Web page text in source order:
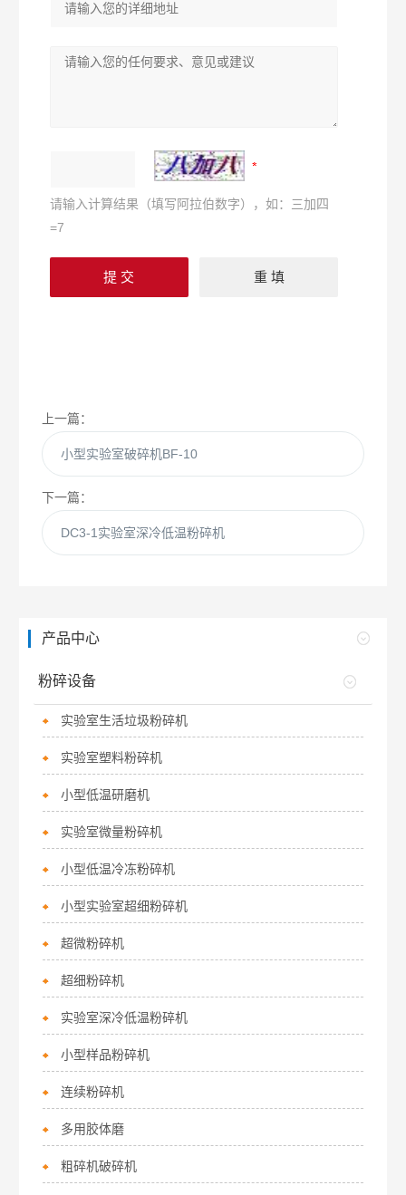
请输入计算结果（填写阿拉伯数字），如：三加四
=7
上一篇：
小型实验室破碎机BF-10
下一篇：
DC3-1实验室深冷低温粉碎机
产品中心
粉碎设备
实验室生活垃圾粉碎机
实验室塑料粉碎机
小型低温研磨机
实验室微量粉碎机
小型低温冷冻粉碎机
小型实验室超细粉碎机
超微粉碎机
超细粉碎机
实验室深冷低温粉碎机
小型样品粉碎机
连续粉碎机
多用胶体磨
粗碎机破碎机